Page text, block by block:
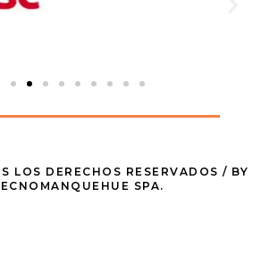
LOS DERECHOS RESERVADOS / BY
SPA.